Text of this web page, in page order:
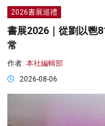
2026書展巡禮
書展2026｜從劉以鬯
常
作者: 本社編輯部
2026-08-06